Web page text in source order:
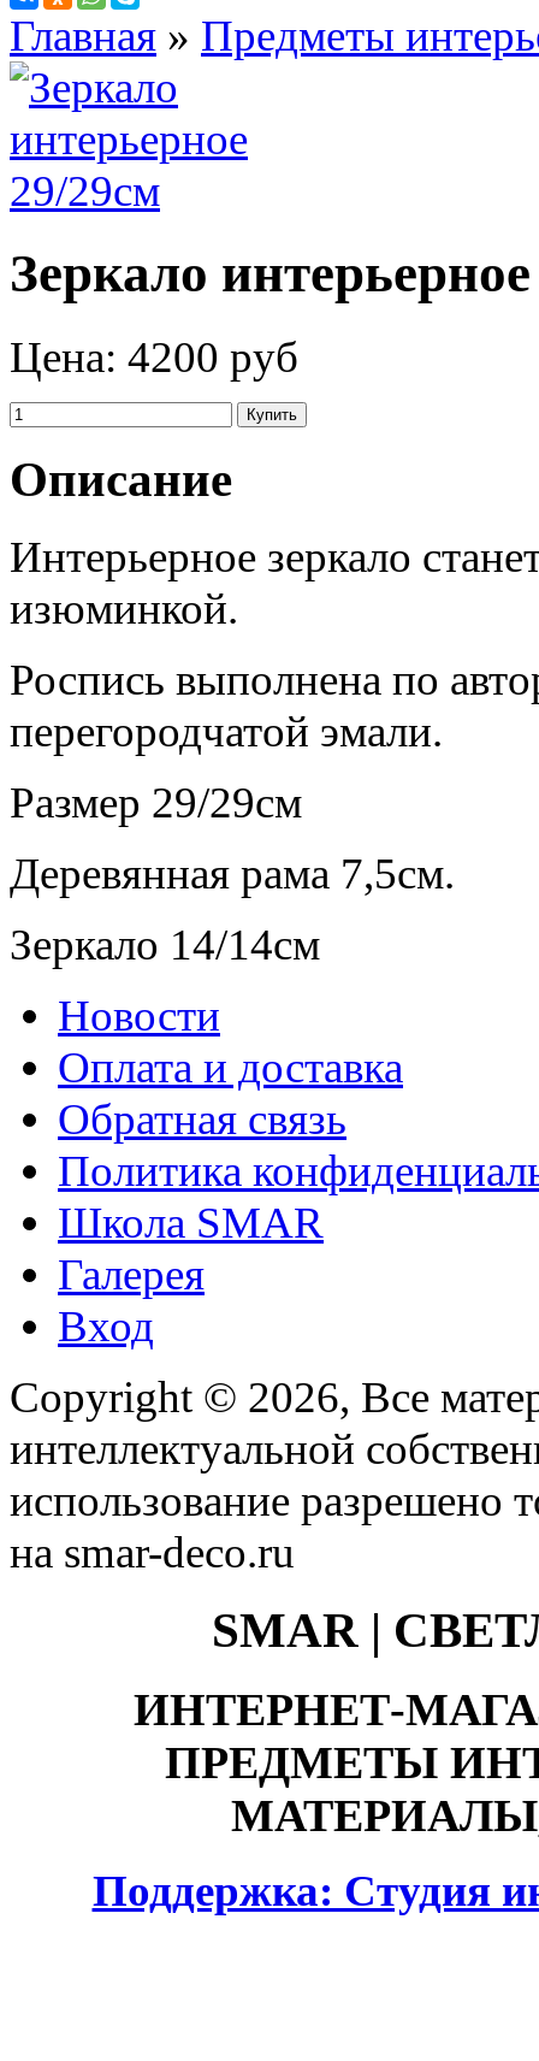
Главная » Предметы
Зеркало
Цена: 4200 руб
Описание
Интерьерное зеркало
изюминкой.
Роспись выполнена по
перегородчатой эмали.
Размер 29/29см
Деревянная рама 7,5см.
Зеркало 14/14см
Новости
Оплата и доставка
Обратная связь
Политика
Школа SMAR
Галерея
Вход
Copyright © 2026, Все
интеллектуальной
использование разрешено
на smar-deco.ru
SMAR |
ИНТЕРНЕТ-
ПРЕДМЕТЫ
Поддержка: Студия